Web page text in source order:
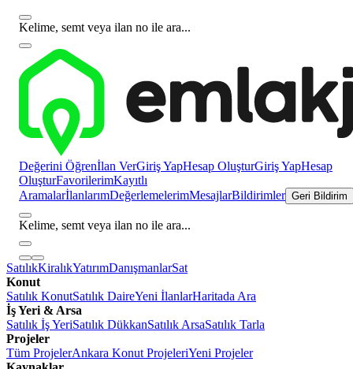
Kelime, semt veya ilan no ile ara...
Değerini Öğrenİlan VerGiriş YapHesap OluşturGiriş YapHesap
OluşturFavorilerimKayıtlı
AramalarİlanlarımDeğerlemelerimMesajlarBildirimler Geri Bildirim
Kelime, semt veya ilan no ile ara...
SatılıkKiralıkYatırımDanışmanlarSat
Konut
Satılık KonutSatılık DaireYeni İlanlarHaritada Ara
İş Yeri & Arsa
Satılık İş YeriSatılık DükkanSatılık ArsaSatılık Tarla
Projeler
Tüm ProjelerAnkara Konut ProjeleriYeni Projeler